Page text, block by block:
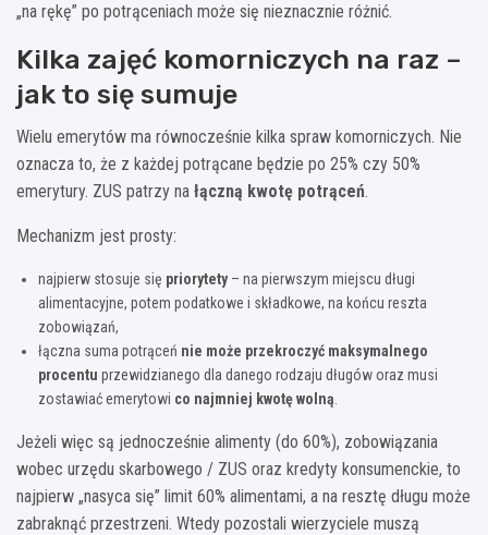
„na rękę” po potrąceniach może się nieznacznie różnić.
Kilka zajęć komorniczych na raz –
jak to się sumuje
Wielu emerytów ma równocześnie kilka spraw komorniczych. Nie
oznacza to, że z każdej potrącane będzie po 25% czy 50%
emerytury. ZUS patrzy na łączną kwotę potrąceń.
Mechanizm jest prosty:
najpierw stosuje się priorytety– na pierwszym miejscu długi
alimentacyjne, potem podatkowe i składkowe, na końcu reszta
zobowiązań,
łączna suma potrąceń nie może przekroczyć maksymalnego
procentu przewidzianego dla danego rodzaju długów oraz musi
zostawiać emerytowi co najmniej kwotę wolną
Jeżeli więc są jednocześnie alimenty (do 60%), zobowiązania
wobec urzędu skarbowego / ZUS oraz kredyty konsumenckie, to
najpierw „nasyca się” limit 60% alimentami, a na resztę długu może
zabraknąć przestrzeni. Wtedy pozostali wierzyciele muszą